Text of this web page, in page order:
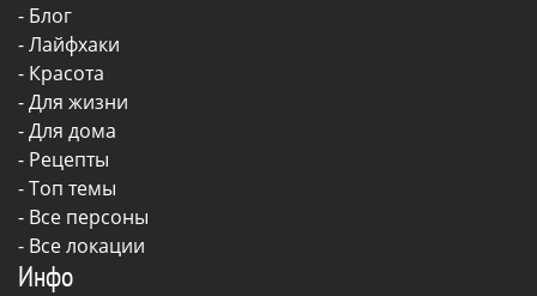
- Блог
-Лайфхаки
- Красота
-Для жизни
-Для дома
- Рецепты
- Топ темы
- Все персоны
- Все локации
Инфо